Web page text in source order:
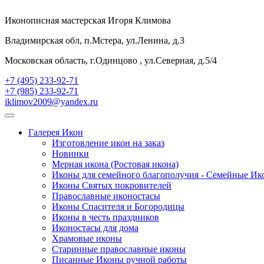
Иконописная мастерская Игоря Климова
Владимирская обл, п.Мстера, ул.Ленина, д.3
Московская область, г.Одинцово , ул.Северная, д.5/4
+7 (495) 233-92-71
+7 (985) 233-92-71
iklimov2009@yandex.ru
Галерея Икон
Изготовление икон на заказ
Новинки
Мерная икона (Ростовая икона)
Иконы для семейного благополучия - Семейные
Иконы Святых покровителей
Православные иконостасы
Иконы Спасителя и Богородицы
Иконы в честь праздников
Иконостасы для дома
Храмовые иконы
Старинные православные иконы
Писанные Иконы ручной работы